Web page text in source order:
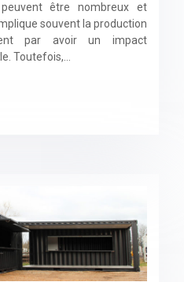
peuvent être nombreux et
souvent la production
par avoir un impact
Toutefois,…